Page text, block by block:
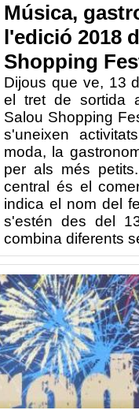
Música,
l'edició 2018
Shopping
Dijous que ve, 13
el tret de sortida
Salou Shopping
s'uneixen
moda, la
per als més
central és el
indica el nom del
s'estén des del
combina diferents